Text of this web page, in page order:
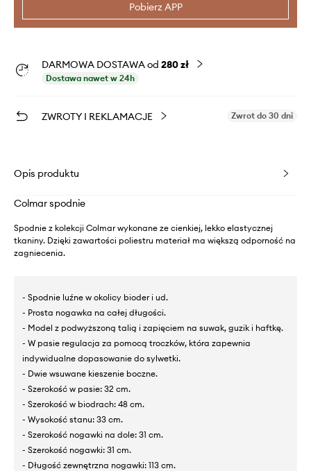
Pobierz APP
DARMOWA DOSTAWA od 280 zł
Dostawa nawet w 24h
ZWROTY I REKLAMACJE Zwrot do 30 dni
Opis produktu
Colmar spodnie
Spodnie z kolekcji Colmar wykonane ze cienkiej, lekko elastycznej
tkaniny. Dzięki zawartości poliestru materiał ma większą odporność na
zagniecenia.
- Spodnie luźne w okolicy bioder i ud.
- Prosta nogawka na całej długości.
- Model z podwyższoną talią i zapięciem na suwak, guzik i haftkę.
- W pasie regulacja za pomocą troczków, która zapewnia
indywidualne dopasowanie do sylwetki.
- Dwie wsuwane kieszenie boczne.
- Szerokość w pasie: 32 cm.
- Szerokość w biodrach: 48 cm.
- Wysokość stanu: 33 cm.
- Szerokość nogawki na dole: 31 cm.
- Szerokość nogawki: 31 cm.
- Długość zewnętrzna nogawki: 113 cm.